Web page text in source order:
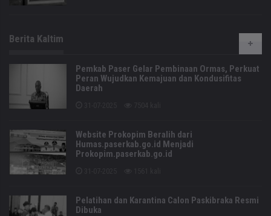
Berita Kaltim
Pemkab Paser Gelar Pembinaan Ormas, Perkuat
Peran Wujudkan Kemajuan dan Kondusifitas
Daerah
Website Prokopim Beralih dari
Humas.paserkab.go.id Menjadi
Prokopim.paserkab.go.id
Pelatihan dan Karantina Calon Paskibraka Resmi
Dibuka